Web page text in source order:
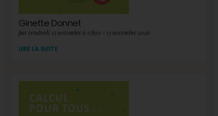
Ginette Donnet
par vendredi 13 novembre à 17h30 - 13 novembre 2026
LIRE LA SUITE